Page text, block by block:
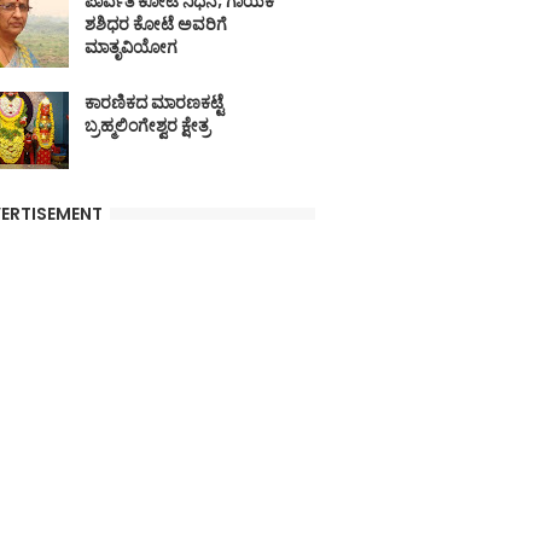
ಶಶಿಧರ ಕೋಟೆ ಅವರಿಗೆ
ಮಾತೃವಿಯೋಗ
ಕಾರಣಿಕದ ಮಾರಣಕಟ್ಟೆ
ಬ್ರಹ್ಮಲಿಂಗೇಶ್ವರ ಕ್ಷೇತ್ರ